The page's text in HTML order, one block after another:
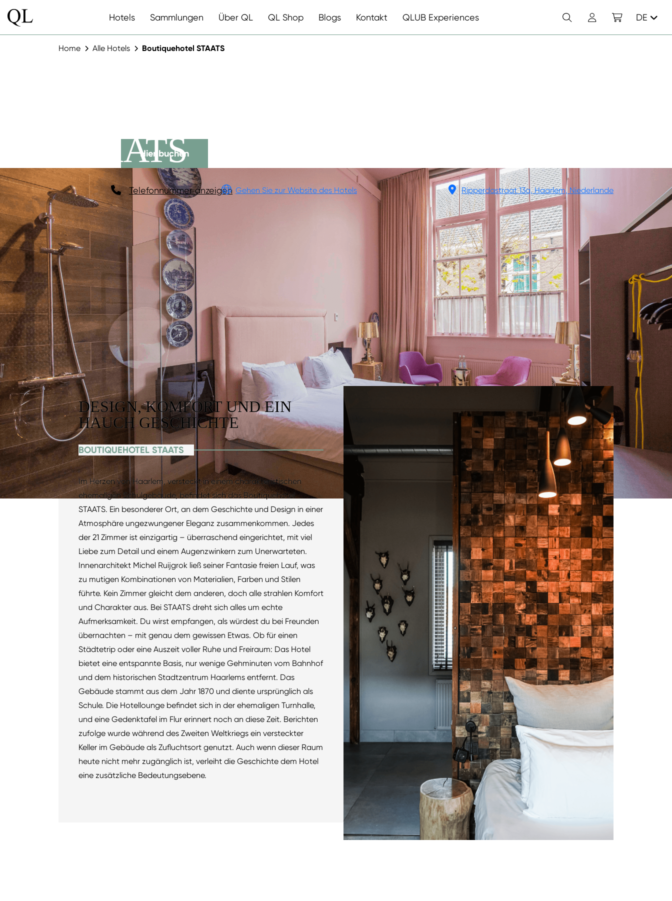
Hotels Sammlungen Über QL QL Shop Blogs Kontakt QLUB Experiences DE
Home Alle Hotels Boutiquehotel STAATS
STAATS
Telefonnummer anzeigen Gehen Sie zur Website des Hotels Ripperdastraat 13a, Haarlem, Niederlande
Hier buchen
DESIGN, KOMFORT UND EIN
HAUCH GESCHICHTE
BOUTIQUEHOTEL STAATS
Im Herzen von Haarlem, versteckt in einem charakteristischen
ehemaligen Schulgebäude, befindet sich das Boutiquehotel
STAATS. Ein besonderer Ort, an dem Geschichte und Design in einer
Atmosphäre ungezwungener Eleganz zusammenkommen. Jedes
der 21 Zimmer ist einzigartig – überraschend eingerichtet, mit viel
Liebe zum Detail und einem Augenzwinkern zum Unerwarteten.
Innenarchitekt Michel Ruijgrok ließ seiner Fantasie freien Lauf, was
zu mutigen Kombinationen von Materialien, Farben und Stilen
führte. Kein Zimmer gleicht dem anderen, doch alle strahlen Komfort
und Charakter aus. Bei STAATS dreht sich alles um echte
Aufmerksamkeit. Du wirst empfangen, als würdest du bei Freunden
übernachten – mit genau dem gewissen Etwas. Ob für einen
Städtetrip oder eine Auszeit voller Ruhe und Freiraum: Das Hotel
bietet eine entspannte Basis, nur wenige Gehminuten vom Bahnhof
und dem historischen Stadtzentrum Haarlems entfernt. Das
Gebäude stammt aus dem Jahr 1870 und diente ursprünglich als
Schule. Die Hotellounge befindet sich in der ehemaligen Turnhalle,
und eine Gedenktafel im Flur erinnert noch an diese Zeit. Berichten
zufolge wurde während des Zweiten Weltkriegs ein versteckter
Keller im Gebäude als Zufluchtsort genutzt. Auch wenn dieser Raum
heute nicht mehr zugänglich ist, verleiht die Geschichte dem Hotel
eine zusätzliche Bedeutungsebene.